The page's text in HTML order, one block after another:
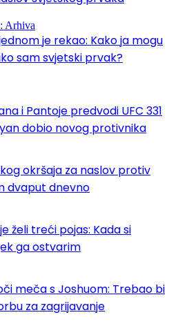
je rekao: Kako ja mogu
sam svjetski prvak?
i Pantoje predvodi UFC 331
dobio novog protivnika
okršaja za naslov protiv
dvaput dnevno
želi treći pojas: Kada si
ga ostvarim
meča s Joshuom: Trebao bi
za zagrijavanje